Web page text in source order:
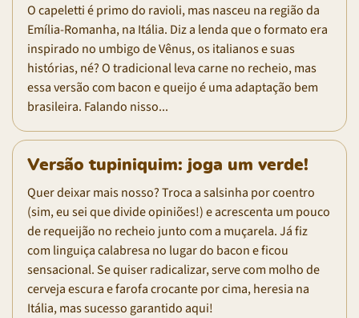
O capeletti é primo do ravioli, mas nasceu na região da
Emília-Romanha, na Itália. Diz a lenda que o formato era
inspirado no umbigo de Vênus, os italianos e suas
histórias, né? O tradicional leva carne no recheio, mas
essa versão com bacon e queijo é uma adaptação bem
brasileira. Falando nisso...
Versão tupiniquim: joga um verde!
Quer deixar mais nosso? Troca a salsinha por coentro
(sim, eu sei que divide opiniões!) e acrescenta um pouco
de requeijão no recheio junto com a muçarela. Já fiz
com linguiça calabresa no lugar do bacon e ficou
sensacional. Se quiser radicalizar, serve com molho de
cerveja escura e farofa crocante por cima, heresia na
Itália, mas sucesso garantido aqui!